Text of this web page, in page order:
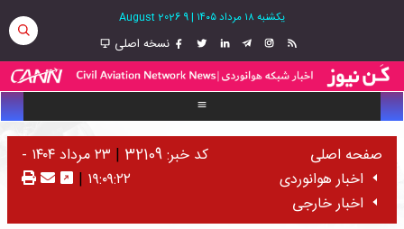
یکشنبه ۱۸ مرداد ۱۴۰۵ |
9 August 2026
نسخه اصلی
صفحه اصلی
اخبار هوانوردی
اخبار خارجی
کد خبر: 32109 |
۲۳ مرداد ۱۴۰۴ -
۱۹:۰۹:۲۲ |